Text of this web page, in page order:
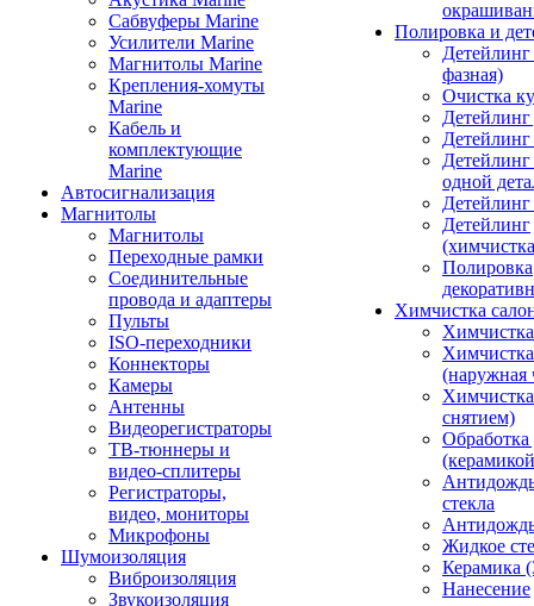
Сабвуферы Marine
Усилители Marine
Магнитолы Marine
Крепления-хомуты
Marine
Кабель и
комплектующие
Marine
Автосигнализация
Магнитолы
Магнитолы
Переходные рамки
Соединительные
провода и адаптеры
Пульты
ISO-переходники
Коннекторы
Камеры
Антенны
Видеорегистраторы
ТВ-тюннеры и
видео-сплитеры
Регистраторы,
видео, мониторы
Микрофоны
Шумоизоляция
Виброизоляция
Звукоизоляция
Полировка и
фазная)
Очистка
Детейлинг
одной
Детейлинг
Полировка
Химчистка
(наружная
снятием)
Обработка
стекла
Жидкое
Керамика
Нанесение